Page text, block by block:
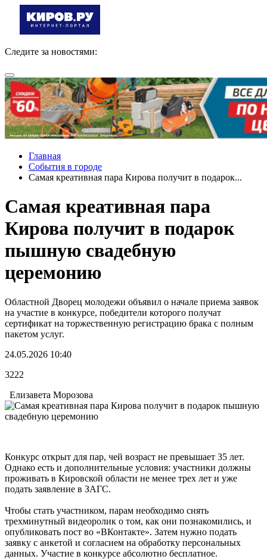
Следите за новостями:
Главная
События в городе
Самая креативная пара Кирова получит в подарок...
Самая креативная пара
Кирова получит в подарок
пышную свадебную
церемонию
Областной Дворец молодежи объявил о начале приема заявок
на участие в конкурсе, победители которого получат
сертификат на торжественную регистрацию брака с полным
пакетом услуг.
24.05.2026 10:40
3222
Елизавета Морозова
Конкурс открыт для пар, чей возраст не превышает 35 лет.
Однако есть и дополнительные условия: участники должны
проживать в Кировской области не менее трех лет и уже
подать заявление в ЗАГС.
Чтобы стать участником, парам необходимо снять
трехминутный видеоролик о том, как они познакомились, и
опубликовать пост во «ВКонтакте». Затем нужно подать
заявку с анкетой и согласием на обработку персональных
данных. Участие в конкурсе абсолютно бесплатное.